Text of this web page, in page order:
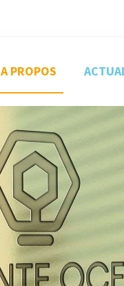
A PROPOS